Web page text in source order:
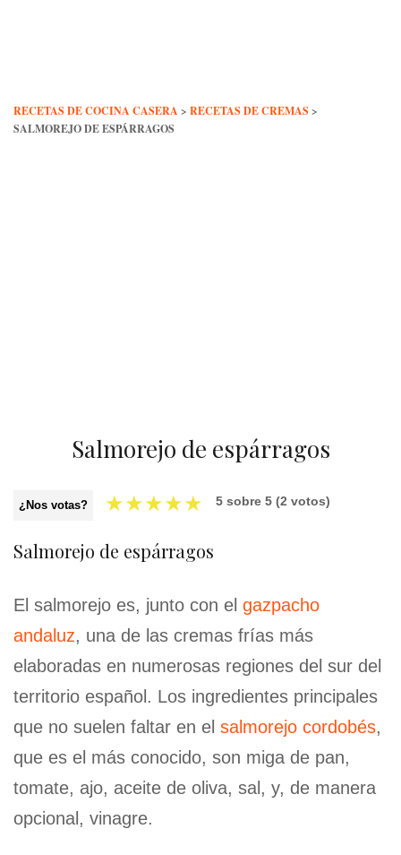
RECETAS DE COCINA CASERA > RECETAS DE CREMAS >
SALMOREJO DE ESPÁRRAGOS
Salmorejo de espárragos
¿Nos votas? ★★★★★ 5 sobre 5 (2 votos)
Salmorejo de espárragos
El salmorejo es, junto con el gazpacho
andaluz, una de las cremas frías más
elaboradas en numerosas regiones del sur del
territorio español. Los ingredientes principales
que no suelen faltar en el salmorejo cordobés,
que es el más conocido, son miga de pan,
tomate, ajo, aceite de oliva, sal, y, de manera
opcional, vinagre.